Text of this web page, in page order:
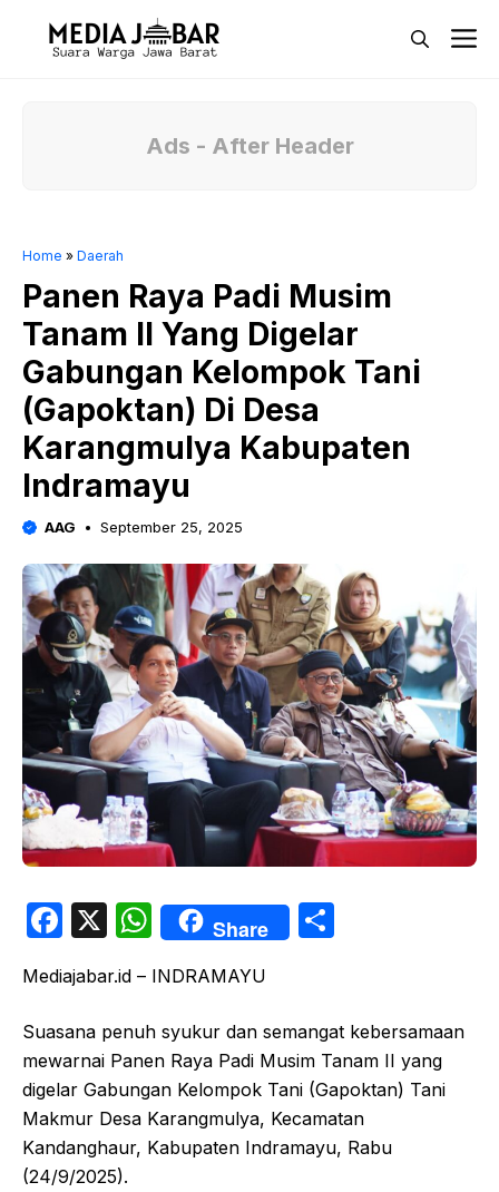
Ads - After Header
Home » Daerah
Panen Raya Padi Musim
Tanam II Yang Digelar
Gabungan Kelompok Tani
(Gapoktan) Di Desa
Karangmulya Kabupaten
Indramayu
AAG September 25, 2025
F
c
e
b
o
o
k
X
W
h
at
s
A
p
p
Share
e
Mediajabar.id – INDRAMAYU
Suasana penuh syukur dan semangat kebersamaan
mewarnai Panen Raya Padi Musim Tanam II yang
digelar Gabungan Kelompok Tani (Gapoktan) Tani
Makmur Desa Karangmulya, Kecamatan
Kandanghaur, Kabupaten Indramayu, Rabu
(24/9/2025).